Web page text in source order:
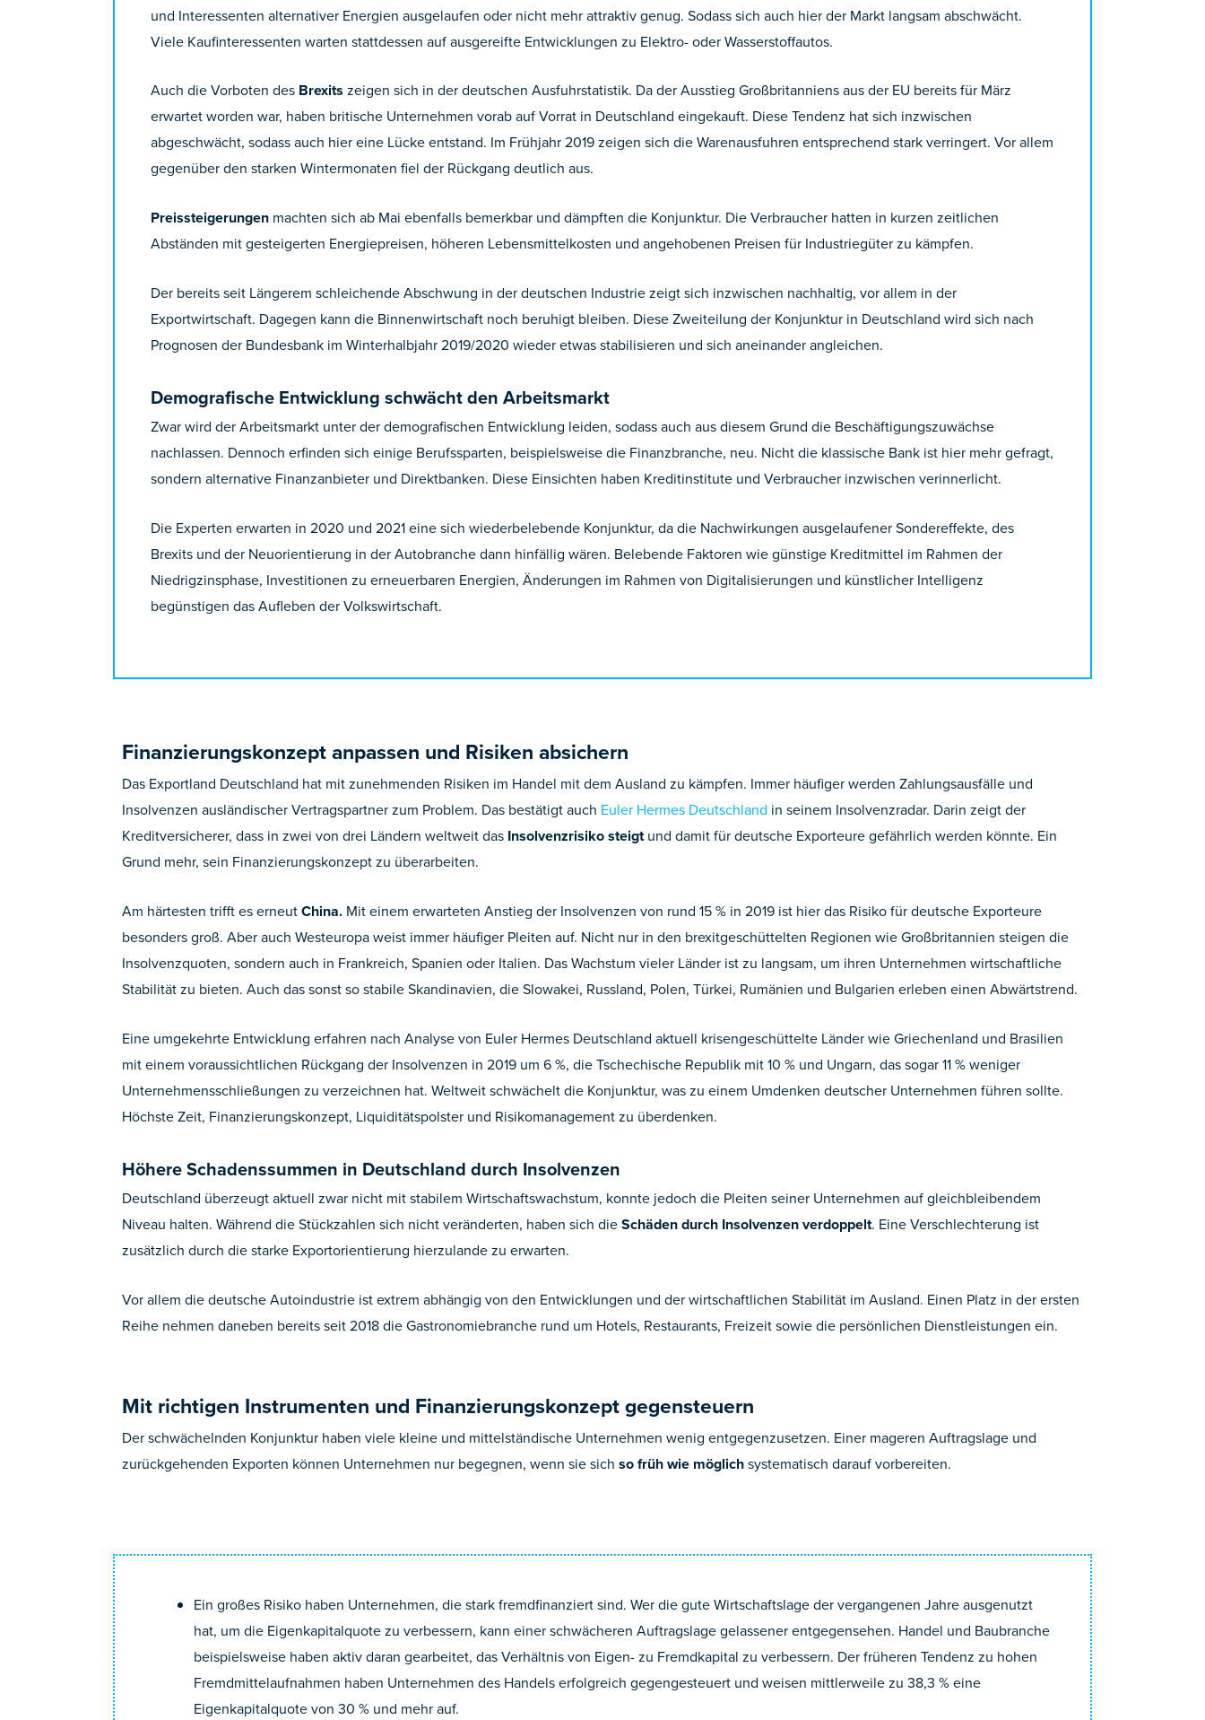
und Interessenten alternativer Energien ausgelaufen oder nicht mehr attraktiv genug. Sodass sich auch hier der Markt langsam abschwächt.
Viele Kaufinteressenten warten stattdessen auf ausgereifte Entwicklungen zu Elektro- oder Wasserstoffautos.
Auch die Vorboten des Brexits zeigen sich in der deutschen Ausfuhrstatistik. Da der Ausstieg Großbritanniens aus der EU bereits für März
erwartet worden war, haben britische Unternehmen vorab auf Vorrat in Deutschland eingekauft. Diese Tendenz hat sich inzwischen
abgeschwächt, sodass auch hier eine Lücke entstand. Im Frühjahr 2019 zeigen sich die Warenausfuhren entsprechend stark verringert. Vor allem
gegenüber den starken Wintermonaten fiel der Rückgang deutlich aus.
Preissteigerungen machten sich ab Mai ebenfalls bemerkbar und dämpften die Konjunktur. Die Verbraucher hatten in kurzen zeitlichen
Abständen mit gesteigerten Energiepreisen, höheren Lebensmittelkosten und angehobenen Preisen für Industriegüter zu kämpfen.
Der bereits seit Längerem schleichende Abschwung in der deutschen Industrie zeigt sich inzwischen nachhaltig, vor allem in der
Exportwirtschaft. Dagegen kann die Binnenwirtschaft noch beruhigt bleiben. Diese Zweiteilung der Konjunktur in Deutschland wird sich nach
Prognosen der Bundesbank im Winterhalbjahr 2019/2020 wieder etwas stabilisieren und sich aneinander angleichen.
Demografische Entwicklung schwächt den Arbeitsmarkt
Zwar wird der Arbeitsmarkt unter der demografischen Entwicklung leiden, sodass auch aus diesem Grund die Beschäftigungszuwächse
nachlassen. Dennoch erfinden sich einige Berufssparten, beispielsweise die Finanzbranche, neu. Nicht die klassische Bank ist hier mehr gefragt,
sondern alternative Finanzanbieter und Direktbanken. Diese Einsichten haben Kreditinstitute und Verbraucher inzwischen verinnerlicht.
Die Experten erwarten in 2020 und 2021 eine sich wiederbelebende Konjunktur, da die Nachwirkungen ausgelaufener Sondereffekte, des
Brexits und der Neuorientierung in der Autobranche dann hinfällig wären. Belebende Faktoren wie günstige Kreditmittel im Rahmen der
Niedrigzinsphase, Investitionen zu erneuerbaren Energien, Änderungen im Rahmen von Digitalisierungen und künstlicher Intelligenz
begünstigen das Aufleben der Volkswirtschaft.
Finanzierungskonzept anpassen und Risiken absichern
Das Exportland Deutschland hat mit zunehmenden Risiken im Handel mit dem Ausland zu kämpfen. Immer häufiger werden Zahlungsausfälle und
Insolvenzen ausländischer Vertragspartner zum Problem. Das bestätigt auch Euler Hermes Deutschland in seinem Insolvenzradar. Darin zeigt der
Kreditversicherer, dass in zwei von drei Ländern weltweit das Insolvenzrisiko steigtund damit für deutsche Exporteure gefährlich werden könnte. Ein
Grund mehr, sein Finanzierungskonzept zu überarbeiten.
Am härtesten trifft es erneutChina. Mit einem erwarteten Anstieg der Insolvenzen von rund 15 % in 2019 ist hier das Risiko für deutsche Exporteure
besonders groß. Aber auch Westeuropa weist immer häufiger Pleiten auf. Nicht nur in den brexitgeschüttelten Regionen wie Großbritannien steigen die
Insolvenzquoten, sondern auch in Frankreich, Spanien oder Italien. Das Wachstum vieler Länder ist zu langsam, um ihren Unternehmen wirtschaftliche
Stabilität zu bieten. Auch das sonst so stabile Skandinavien, die Slowakei, Russland, Polen, Türkei, Rumänien und Bulgarien erleben einen Abwärtstrend.
Eine umgekehrte Entwicklung erfahren nach Analyse von Euler Hermes Deutschland aktuell krisengeschüttelte Länder wie Griechenland und Brasilien
mit einem voraussichtlichen Rückgang der Insolvenzen in 2019 um 6 %, die Tschechische Republik mit 10 % und Ungarn, das sogar 11 % weniger
Unternehmensschließungen zu verzeichnen hat. Weltweit schwächelt die Konjunktur, was zu einem Umdenken deutscher Unternehmen führen sollte.
Höchste Zeit, Finanzierungskonzept, Liquiditätspolster und Risikomanagement zu überdenken.
Höhere Schadenssummen in Deutschland durch Insolvenzen
Deutschland überzeugt aktuell zwar nicht mit stabilem Wirtschaftswachstum, konnte jedoch die Pleiten seiner Unternehmen auf gleichbleibendem
Niveau halten. Während die Stückzahlen sich nicht veränderten, haben sich dieSchäden durch Insolvenzen verdoppelt. Eine Verschlechterung ist
zusätzlich durch die starke Exportorientierung hierzulande zu erwarten.
Vor allem die deutsche Autoindustrie ist extrem abhängig von den Entwicklungen und der wirtschaftlichen Stabilität im Ausland. Einen Platz in der ersten
Reihe nehmen daneben bereits seit 2018 die Gastronomiebranche rund um Hotels, Restaurants, Freizeit sowie die persönlichen Dienstleistungen ein.
Mit richtigen Instrumenten und Finanzierungskonzept gegensteuern
Der schwächelnden Konjunktur haben viele kleine und mittelständische Unternehmen wenig entgegenzusetzen. Einer mageren Auftragslage und
zurückgehenden Exporten können Unternehmen nur begegnen, wenn sie sich so früh wie möglichsystematisch darauf vorbereiten.
Ein großes Risiko haben Unternehmen, die stark fremdfinanziert sind. Wer die gute Wirtschaftslage der vergangenen Jahre ausgenutzt
hat, um die Eigenkapitalquote zu verbessern, kann einer schwächeren Auftragslage gelassener entgegensehen. Handel und Baubranche
beispielsweise haben aktiv daran gearbeitet, das Verhältnis von Eigen- zu Fremdkapital zu verbessern. Der früheren Tendenz zu hohen
Fremdmittelaufnahmen haben Unternehmen des Handels erfolgreich gegengesteuert und weisen mittlerweile zu 38,3 % eine
Eigenkapitalquote von 30 % und mehr auf.